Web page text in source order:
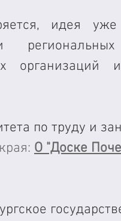
идея
организаций
по труду и
О "Доске